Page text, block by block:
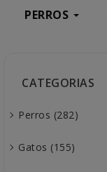
PERROS
CATEGORIAS
Perros (282)
Gatos (155)